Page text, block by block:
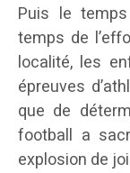
Puis le
temps de
localité, les
épreuves
que de
football a
explosion de